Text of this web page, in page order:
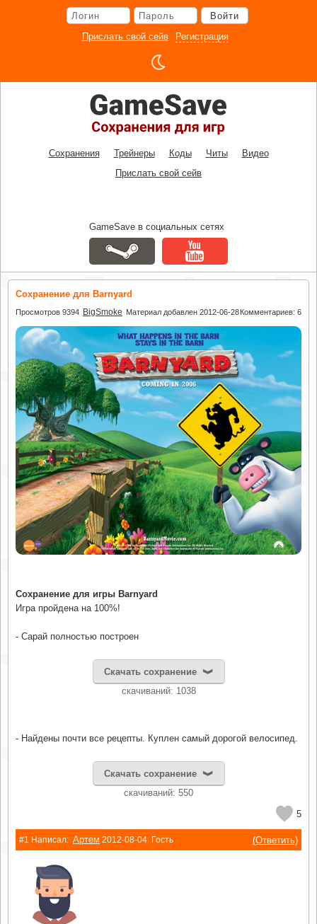
Войти
Прислать свой сейв
Регистрация
Сохранения Трейнеры Коды Читы
Видео
Прислать свой сейв
GameSave в социальных сетях
Сохранение для Barnyard
Просмотров 9394 BigSmoke Материал добавлен 2012-06-28Комментариев: 6
Сохранение для игры Barnyard
Игра пройдена на 100%!
- Сарай полностью построен
Скачать сохранение
cкачиваний: 1038
- Найдены почти все рецепты. Куплен самый дорогой велосипед.
Скачать сохранение
cкачиваний: 550
5
#1 Написал: Артем 2012-08-04 Гость (Ответить)